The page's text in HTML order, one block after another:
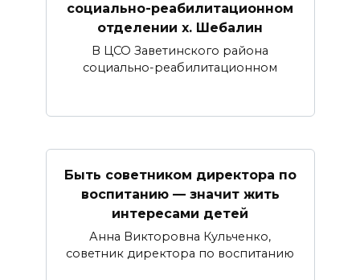
социально-реабилитационном
отделении х. Шебалин
В ЦСО Заветинского района
социально-реабилитационном
Быть советником директора по
воспитанию — значит жить
интересами детей
Анна Викторовна Кульченко,
советник директора по воспитанию